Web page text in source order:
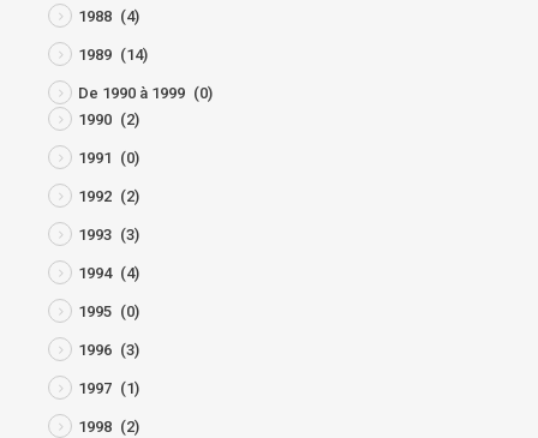
1988 (4)
1989 (14)
De 1990 à 1999 (0)
1990 (2)
1991 (0)
1992 (2)
1993 (3)
1994 (4)
1995 (0)
1996 (3)
1997 (1)
1998 (2)